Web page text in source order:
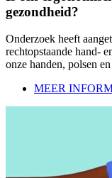
gezondheid?
Onderzoek heeft
rechtopstaande hand-
onze handen, polsen
MEER